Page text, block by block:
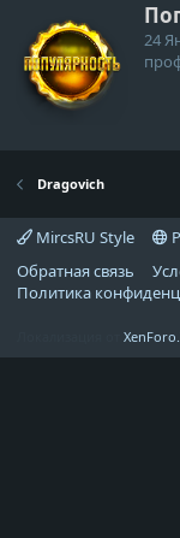
24
Dragovich
MircsRU Style
Обратная связь
Политика